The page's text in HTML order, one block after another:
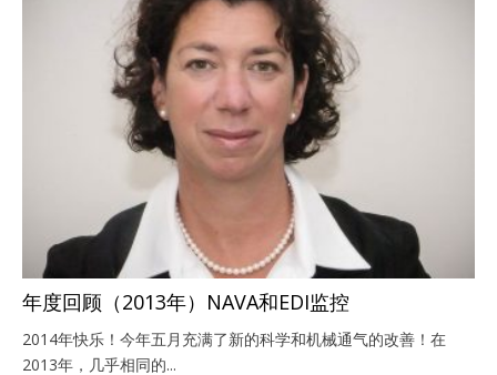
年度回顾（2013年）NAVA和EDI监控
2014年快乐！今年五月充满了新的科学和机械通气的改善！在
2013年，几乎相同的...